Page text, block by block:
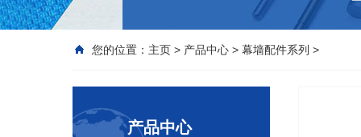
您的位置： 主页 > 产品中心 > 幕墙配件系列 >
产品中心